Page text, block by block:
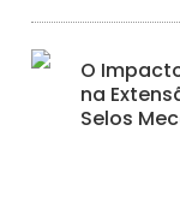
O
na
Selos